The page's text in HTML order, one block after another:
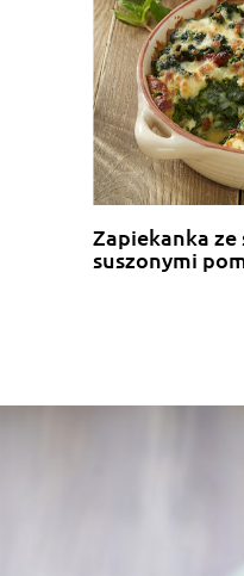
Zapiekanka
suszonymi